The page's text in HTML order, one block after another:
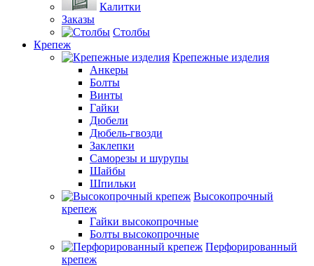
Калитки
Заказы
Столбы
Крепеж
Крепежные изделия
Анкеры
Болты
Винты
Гайки
Дюбели
Дюбель-гвозди
Заклепки
Саморезы и шурупы
Шайбы
Шпильки
Высокопрочный
крепеж
Гайки высокопрочные
Болты высокопрочные
Перфорированный
крепеж